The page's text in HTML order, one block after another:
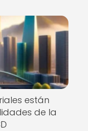
están
de la